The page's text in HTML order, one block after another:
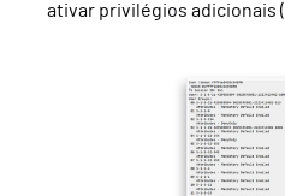
ativar privilégios adicionais (